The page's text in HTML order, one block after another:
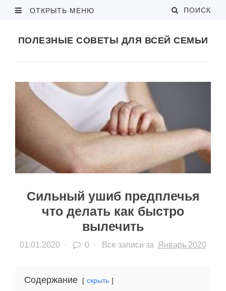
ОТКРЫТЬ МЕНЮ ПОИСК
ПОЛЕЗНЫЕ СОВЕТЫ ДЛЯ ВСЕЙ СЕМЬИ
Сильный ушиб предплечья
что делать как быстро
вылечить
01.01.2020 · 0 · Все записи за Январь 2020
Содержание скрыть